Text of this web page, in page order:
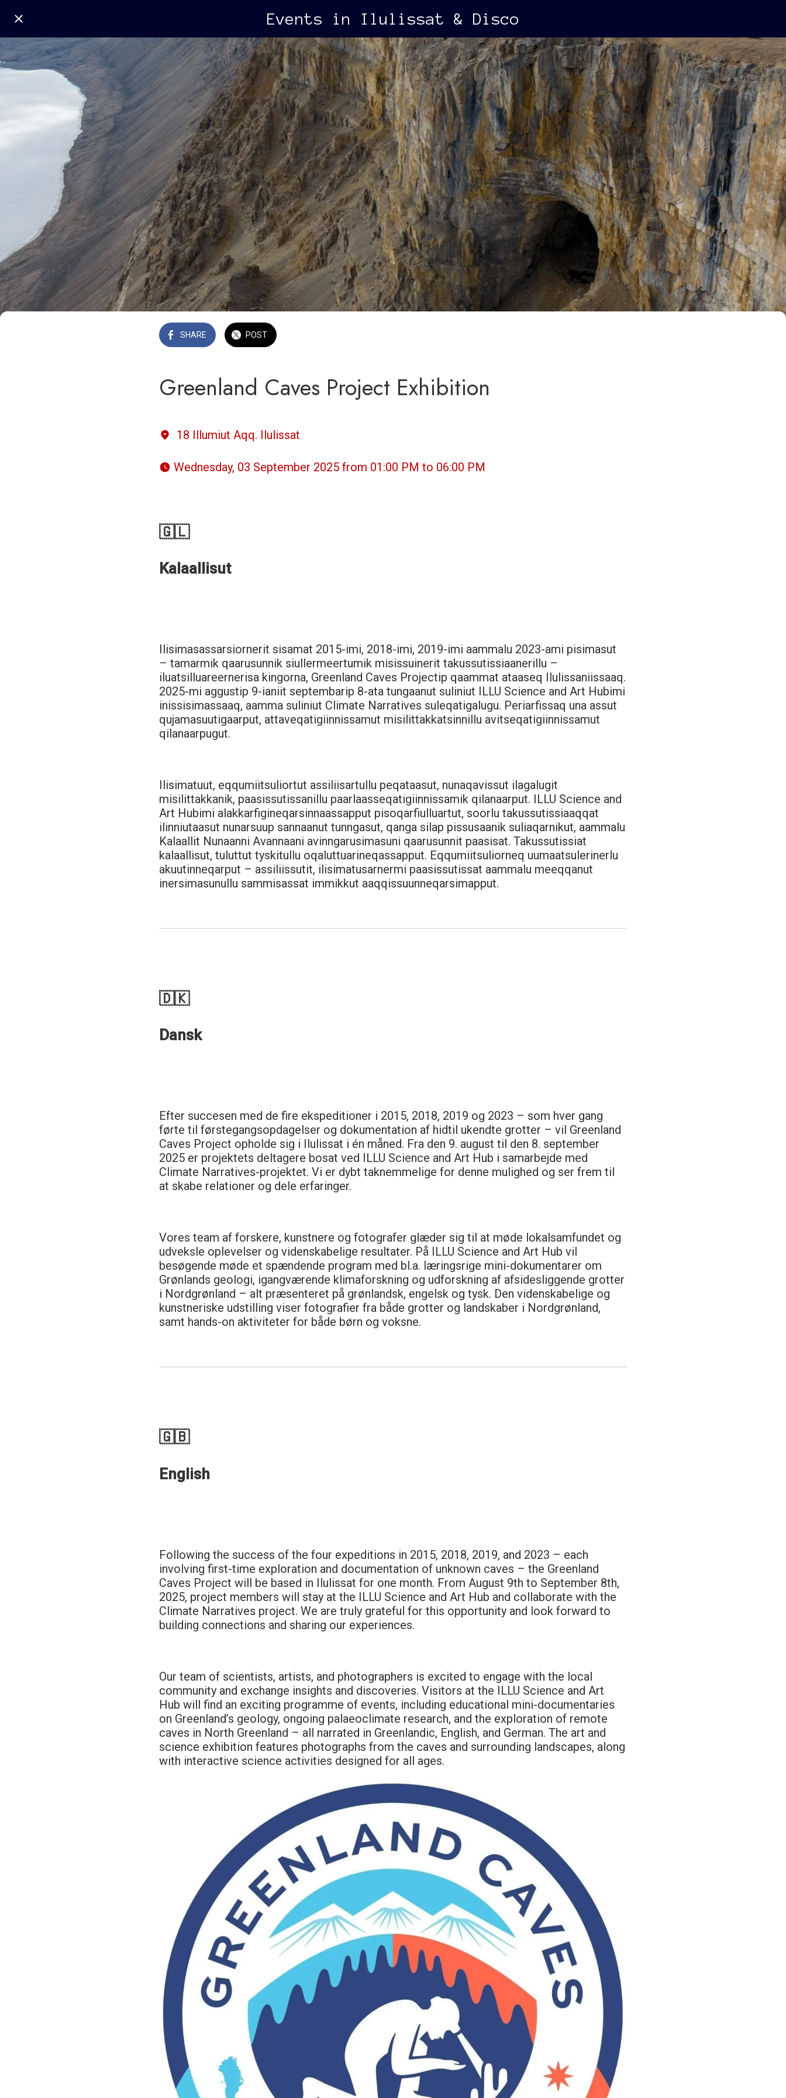
Events in Ilulissat & Disco
SHARE POST
Greenland Caves Project Exhibition
18 Illumiut Aqq. Ilulissat
Wednesday, 03 September 2025 from 01:00 PM to 06:00 PM
🇬🇱
Kalaallisut
Ilisimasassarsiornerit sisamat 2015-imi, 2018-imi, 2019-imi aammalu 2023-ami pisimasut
– tamarmik qaarusunnik siullermeertumik misissuinerit takussutissiaanerillu –
iluatsilluareernerisa kingorna, Greenland Caves Projectip qaammat ataaseq Ilulissaniissaaq.
2025-mi aggustip 9-ianiit septembarip 8-ata tungaanut suliniut ILLU Science and Art Hubimi
inissisimassaaq, aamma suliniut Climate Narratives suleqatigalugu. Periarfissaq una assut
qujamasuutigaarput, attaveqatigiinnissamut misilittakkatsinnillu avitseqatigiinnissamut
qilanaarpugut.
Ilisimatuut, eqqumiitsuliortut assiliisartullu peqataasut, nunaqavissut ilagalugit
misilittakkanik, paasissutissanillu paarlaasseqatigiinnissamik qilanaarput. ILLU Science and
Art Hubimi alakkarfigineqarsinnaassapput pisoqarfiulluartut, soorlu takussutissiaaqqat
ilinniutaasut nunarsuup sannaanut tunngasut, qanga silap pissusaanik suliaqarnikut, aammalu
Kalaallit Nunaanni Avannaani avinngarusimasuni qaarusunnit paasisat. Takussutissiat
kalaallisut, tuluttut tyskitullu oqaluttuarineqassapput. Eqqumiitsuliorneq uumaatsulerinerlu
akuutinneqarput – assiliissutit, ilisimatusarnermi paasissutissat aammalu meeqqanut
inersimasunullu sammisassat immikkut aaqqissuunneqarsimapput.
🇩🇰
Dansk
Efter succesen med de fire ekspeditioner i 2015, 2018, 2019 og 2023 – som hver gang
førte til førstegangsopdagelser og dokumentation af hidtil ukendte grotter – vil Greenland
Caves Project opholde sig i Ilulissat i én måned. Fra den 9. august til den 8. september
2025 er projektets deltagere bosat ved ILLU Science and Art Hub i samarbejde med
Climate Narratives-projektet. Vi er dybt taknemmelige for denne mulighed og ser frem til
at skabe relationer og dele erfaringer.
Vores team af forskere, kunstnere og fotografer glæder sig til at møde lokalsamfundet og
udveksle oplevelser og videnskabelige resultater. På ILLU Science and Art Hub vil
besøgende møde et spændende program med bl.a. læringsrige mini-dokumentarer om
Grønlands geologi, igangværende klimaforskning og udforskning af afsidesliggende grotter
i Nordgrønland – alt præsenteret på grønlandsk, engelsk og tysk. Den videnskabelige og
kunstneriske udstilling viser fotografier fra både grotter og landskaber i Nordgrønland,
samt hands-on aktiviteter for både børn og voksne.
🇬🇧
English
Following the success of the four expeditions in 2015, 2018, 2019, and 2023 – each
involving first-time exploration and documentation of unknown caves – the Greenland
Caves Project will be based in Ilulissat for one month. From August 9th to September 8th,
2025, project members will stay at the ILLU Science and Art Hub and collaborate with the
Climate Narratives project. We are truly grateful for this opportunity and look forward to
building connections and sharing our experiences.
Our team of scientists, artists, and photographers is excited to engage with the local
community and exchange insights and discoveries. Visitors at the ILLU Science and Art
Hub will find an exciting programme of events, including educational mini-documentaries
on Greenland’s geology, ongoing palaeoclimate research, and the exploration of remote
caves in North Greenland – all narrated in Greenlandic, English, and German. The art and
science exhibition features photographs from the caves and surrounding landscapes, along
with interactive science activities designed for all ages.